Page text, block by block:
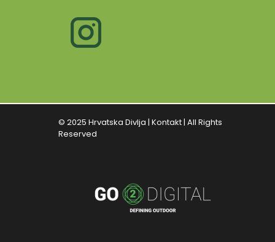
© 2025 Hrvatska Divlja | Kontakt| All Rights
Reserved